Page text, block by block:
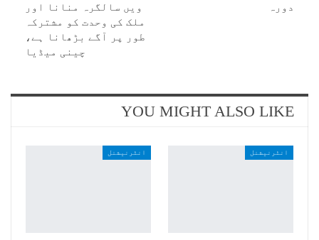
دورہ
ویں سالگرہ منانا اور
ملک کی وحدت کو مشترکہ
طور پر آگے بڑھانا ہے،
چینی میڈیا
YOU MIGHT ALSO LIKE
انٹرنیشنل انٹرنیشنل